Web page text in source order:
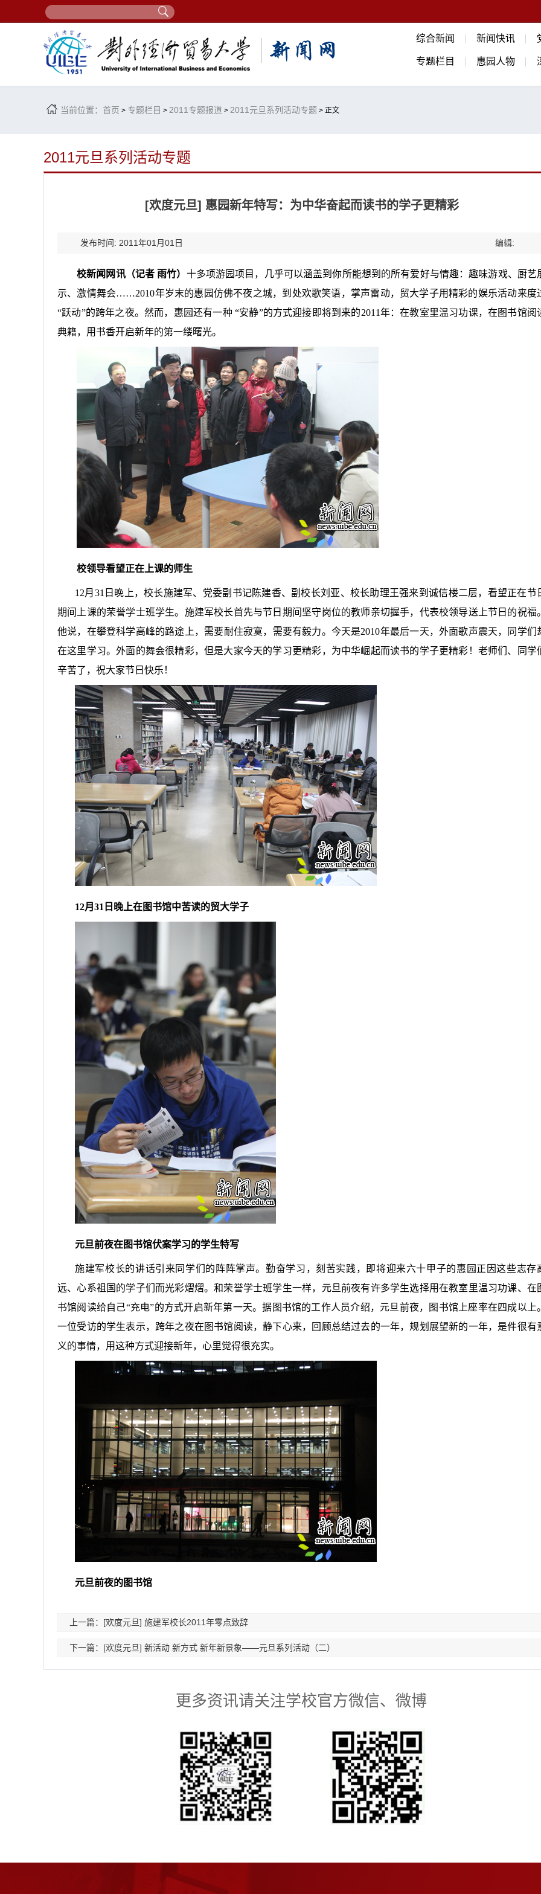
综合新闻 新闻快讯
专题栏目 惠园人物
当前位置： 首页 > 专题栏目 > 2011专题报道 > 2011元旦系列活动专题 > 正文
2011元旦系列活动专题
[欢度元旦] 惠园新年特写：为中华奋起而读书的学子更精彩
发布时间: 2011年01月01日 编辑:
校新闻网讯（记者 雨竹） 十多项游园项目，几乎可以涵盖到你所能想到的所有爱好与情趣：趣味游戏、厨艺
示、激情舞会……2010年岁末的惠园仿佛不夜之城，到处欢歌笑语，掌声雷动，贸大学子用精彩的娱乐活动来度
“跃动”的跨年之夜。然而，惠园还有一种 “安静”的方式迎接即将到来的2011年：在教室里温习功课，在图书馆阅
典籍，用书香开启新年的第一缕曙光。
校领导看望正在上课的师生
12月 31 日 晚上，校长施建军、党委副书记陈建香、副校长刘亚、校长助理王强来到诚信楼二层，看望正在节
期间上课的荣誉学士班学生。施建军校长首先与节日期间坚守岗位的教师亲切握手，代表校领导送上节日的祝福。
他说，在攀登科学高峰的路途上，需要耐住寂寞，需要有毅力。今天是2010年最后一天，外面歌声震天，同学们
在这里学习。外面的舞会很精彩，但是大家今天的学习更精彩，为中华崛起而读书的学子更精彩！老师们、同学
辛苦了，祝大家节日快乐！
12月31日晚上在图书馆中苦读的贸大学子
元旦前夜在图书馆伏案学习的学生特写
施建军校长的讲话引来同学们的阵阵掌声。勤奋学习，刻苦实践，即将迎来六十甲子的惠园正因这些志存
远、心系祖国的学子们而光彩熠熠。和荣誉学士班学生一样，元旦前夜有许多学生选择用在教室里温习功课、在
书馆阅读给自己“充电”的方式开启新年第一天。据图书馆的工作人员介绍，元旦前夜，图书馆上座率在四成以上。
一位受访的学生表示，跨年之夜在图书馆阅读，静下心来，回顾总结过去的一年，规划展望新的一年，是件很有
义的事情，用这种方式迎接新年，心里觉得很充实。
元旦前夜的图书馆
上一篇：[欢度元旦] 施建军校长2011年零点致辞
下一篇：[欢度元旦] 新活动 新方式 新年新景象——元旦系列活动（二）
更多资讯请关注学校官方微信、微博